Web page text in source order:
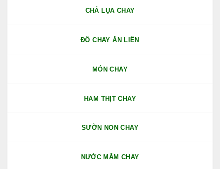
CHẢ LỤA CHAY
ĐỒ CHAY ĂN LIỀN
MÓN CHAY
HAM THỊT CHAY
SƯỜN NON CHAY
NƯỚC MẮM CHAY